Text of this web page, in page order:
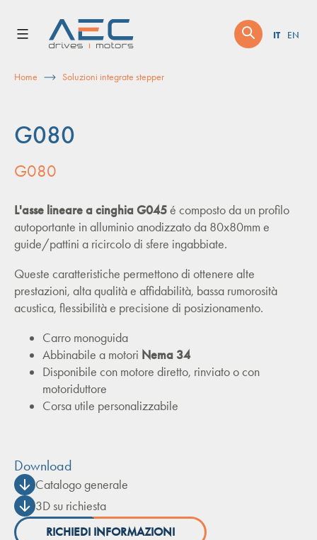
content
IT EN
Home Soluzioni integrate stepper
G080
G080
L'asse lineare a cinghia G045é composto da un profilo
autoportante in alluminio anodizzato da 80x80mm e
guide/pattini a ricircolo di sfere ingabbiate.
Queste caratteristiche permettono di ottenere alte
prestazioni, alta qualità e affidabilità, bassa rumorosità
acustica, flessibilità e precisione di posizionamento.
Carro monoguida
Abbinabile a motori Nema 34
Disponibile con motore diretto, rinviato o con
motoriduttore
Corsa utile personalizzabile
Download
Catalogo generale
3D su richiesta
RICHIEDI INFORMAZIONI